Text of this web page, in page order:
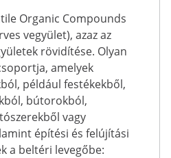
Organic Compounds
vegyület), azaz az
rövidítése. Olyan
amelyek
például festékekből,
bútorokból,
vagy
építési és felújítási
a beltéri levegőbe: